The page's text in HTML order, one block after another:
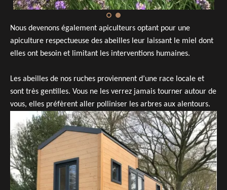
Nous devenons également apiculteurs optant pour une
apiculture respectueuse des abeilles leur laissant le miel dont
elles ont besoin et limitant les interventions humaines.
Les abeilles de nos ruches proviennent d’une race locale et
sont très gentilles. Vous ne les verrez jamais tourner autour de
vous, elles préfèrent aller polliniser les arbres aux alentours.